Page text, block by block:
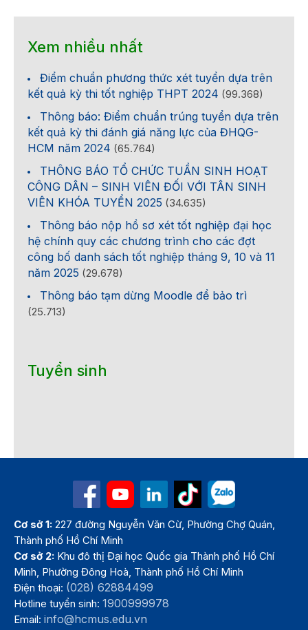
Xem nhiều nhất
Điểm chuẩn phương thức xét tuyển dựa trên
kết quả kỳ thi tốt nghiệp THPT 2024 (99.368)
Thông báo: Điểm chuẩn trúng tuyển dựa trên
kết quả kỳ thi đánh giá năng lực của ĐHQG-
HCM năm 2024 (65.764)
THÔNG BÁO TỔ CHỨC TUẦN SINH HOẠT
CÔNG DÂN – SINH VIÊN ĐỐI VỚI TÂN SINH
VIÊN KHÓA TUYỂN 2025 (34.635)
Thông báo nộp hồ sơ xét tốt nghiệp đại học
hệ chính quy các chương trình cho các đợt
công bố danh sách tốt nghiệp tháng 9, 10 và 11
năm 2025 (29.678)
Thông báo tạm dừng Moodle để bảo trì
(25.713)
Tuyển sinh
Cơ sở 1: 227 đường Nguyễn Văn Cừ, Phường Chợ Quán,
Thành phố Hồ Chí Minh
Cơ sở 2: Khu đô thị Đại học Quốc gia Thành phố Hồ Chí
Minh, Phường Đông Hoà, Thành phố Hồ Chí Minh
Điện thoại: (028) 62884499
Hotline tuyển sinh:1900999978
Email:info@hcmus.edu.vn